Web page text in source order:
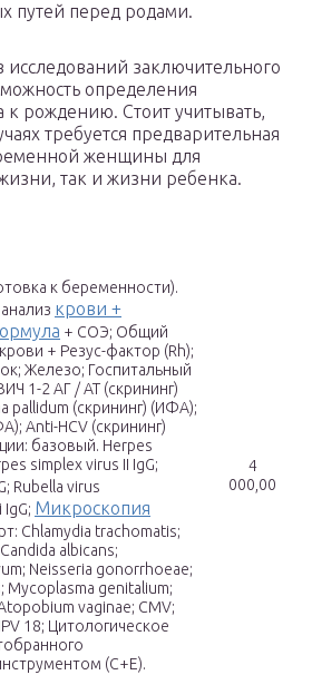
путей перед родами.
исследований заключительного
определения
к рождению. Стоит учитывать,
требуется предварительная
женщины для
так и жизни ребенка.
к беременности).
крови +
+ СОЭ; Общий
+ Резус-фактор (Rh);
Железо; Госпитальный
1-2 АГ / АТ (скрининг)
pallidum (скрининг) (ИФА);
Anti-HCV (скрининг)
базовый. Herpes
simplex virus II IgG;
Rubella virus
Микроскопия
Chlamydia trachomatis;
albicans;
Neisseria gonorrhoeae;
Mycoplasma genitalium;
vaginae; CMV;
18; Цитологическое
(С+Е).
4
000,00